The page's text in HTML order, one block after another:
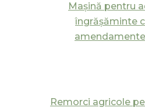
Maşină pentru
îngrăşăminte
amendamente
Remorci agricole